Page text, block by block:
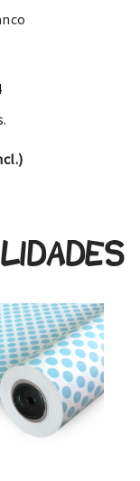
21,30 €